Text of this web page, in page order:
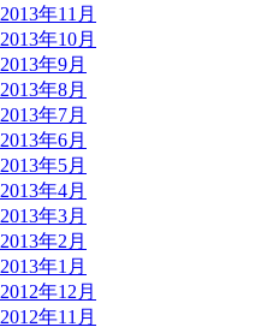
2013年11月
2013年10月
2013年9月
2013年8月
2013年7月
2013年6月
2013年5月
2013年4月
2013年3月
2013年2月
2013年1月
2012年12月
2012年11月